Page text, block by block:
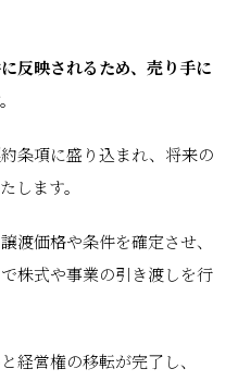
反映されるため、売り手に
条項に盛り込まれ、将来の
します。
渡価格や条件を確定させ、
株式や事業の引き渡しを行
経営権の移転が完了し、